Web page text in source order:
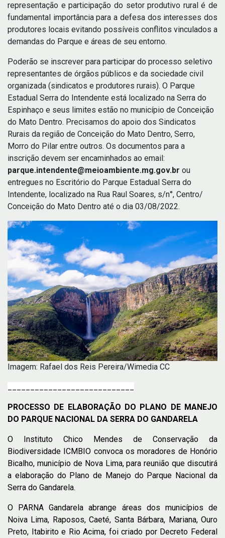
representação e participação do setor produtivo rural é de
fundamental importância para a defesa dos interesses dos
produtores locais evitando possíveis conflitos vinculados a
demandas do Parque e áreas de seu entorno.
Poderão se inscrever para participar do processo seletivo
representantes de órgãos públicos e da sociedade civil
organizada (sindicatos e produtores rurais). O Parque
Estadual Serra do Intendente está localizado na Serra do
Espinhaço e seus limites estão no município de Conceição
do Mato Dentro. Precisamos do apoio dos Sindicatos
Rurais da região de Conceição do Mato Dentro, Serro,
Morro do Pilar entre outros. Os documentos para a
inscrição devem ser encaminhados ao email:
parque.intendente@meioambiente.mg.gov.br ou
entregues no Escritório do Parque Estadual Serra do
Intendente, localizado na Rua Raul Soares, s/n°, Centro/
Conceição do Mato Dentro até o dia 03/08/2022.
Imagem: Rafael dos Reis Pereira/Wimedia CC
PROCESSO DE ELABORAÇÃO DO PLANO DE MANEJO
DO PARQUE NACIONAL DA SERRA DO GANDARELA
O Instituto Chico Mendes de Conservação da
Biodiversidade ICMBIO convoca os moradores de Honório
Bicalho, município de Nova Lima, para reunião que discutirá
a elaboração do Plano de Manejo do Parque Nacional da
Serra do Gandarela.
O PARNA Gandarela abrange áreas dos municípios de
Noiva Lima, Raposos, Caeté, Santa Bárbara, Mariana, Ouro
Preto, Itabirito e Rio Acima, foi criado por Decreto Federal